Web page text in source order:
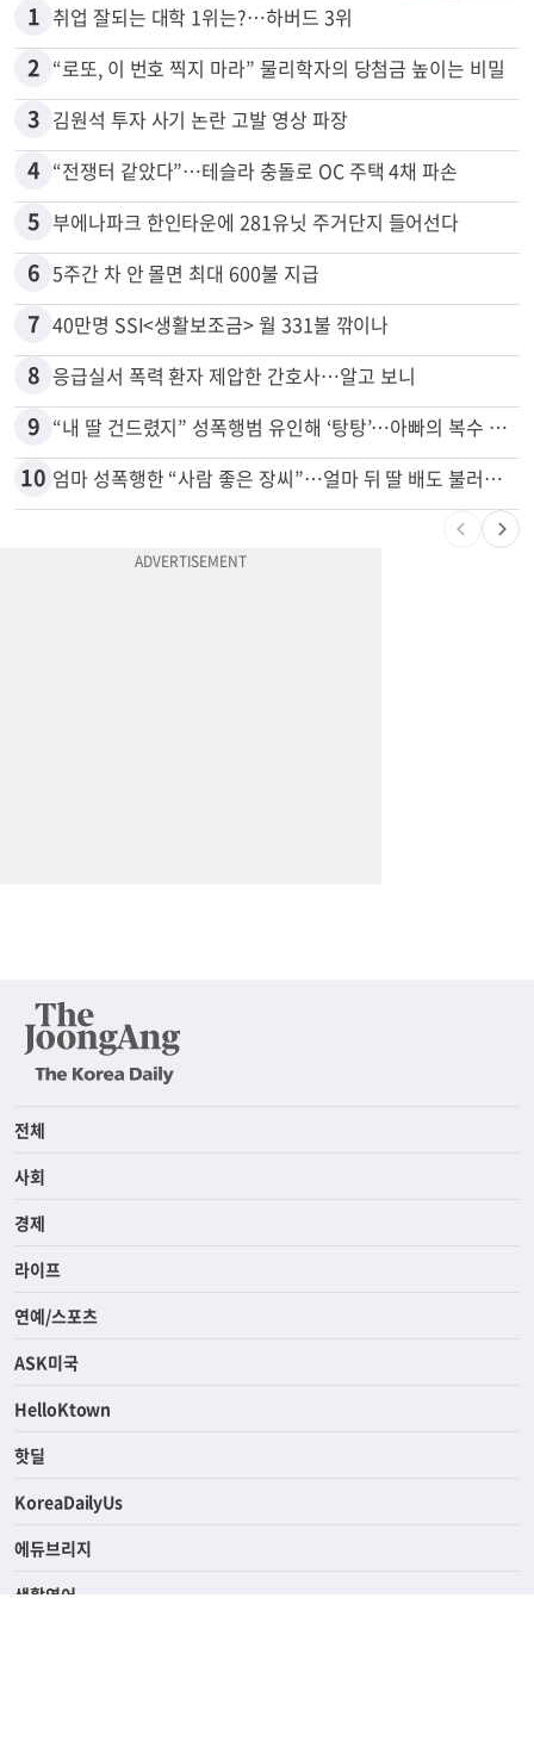
1 취업 잘되는 대학 1위는?…하버드 3위
2 “로또, 이 번호 찍지 마라” 물리학자의 당첨금 높이는 비밀
3 김원석 투자 사기 논란 고발 영상 파장
4 “전쟁터 같았다”…테슬라 충돌로 OC 주택 4채 파손
5 부에나파크 한인타운에 281유닛 주거단지 들어선다
6 5주간 차 안 몰면 최대 600불 지급
7 40만명 SSI<생활보조금> 월 331불 깎이나
8 응급실서 폭력 환자 제압한 간호사…알고 보니
9 “내 딸 건드렸지” 성폭행범 유인해 ‘탕탕’…아빠의 복수 결말
10 엄마 성폭행한 “사람 좋은 장씨”…얼마 뒤 딸 배도 불러왔다
전체
사회
경제
라이프
연예/스포츠
ASK미국
HelloKtown
핫딜
KoreaDailyUs
에듀브리지
생활영어